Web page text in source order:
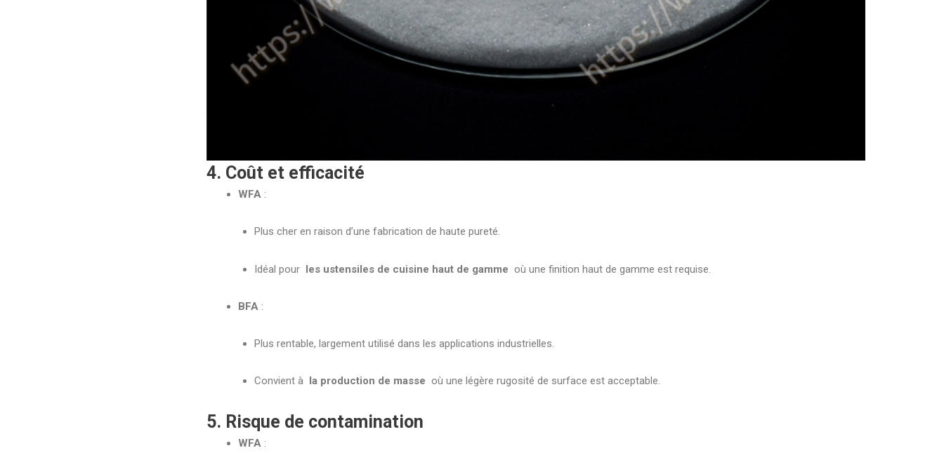
4. Coût et efficacité
WFA :
Plus cher en raison d’une fabrication de haute pureté.
Idéal pour les ustensiles de cuisine haut de gamme où une finition haut de gamme est requise.
BFA :
Plus rentable, largement utilisé dans les applications industrielles.
Convient à la production de masse où une légère rugosité de surface est acceptable.
5. Risque de contamination
WFA :